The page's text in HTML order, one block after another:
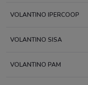
VOLANTINO IPERCOOP
VOLANTINO SISA
VOLANTINO PAM